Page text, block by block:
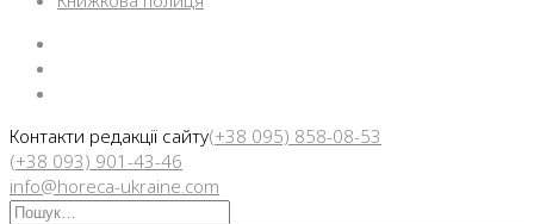
Контакти редакції сайту(+38 095) 858-08-53
(+38 093) 901-43-46
info@horeca-ukraine.com
Искать: